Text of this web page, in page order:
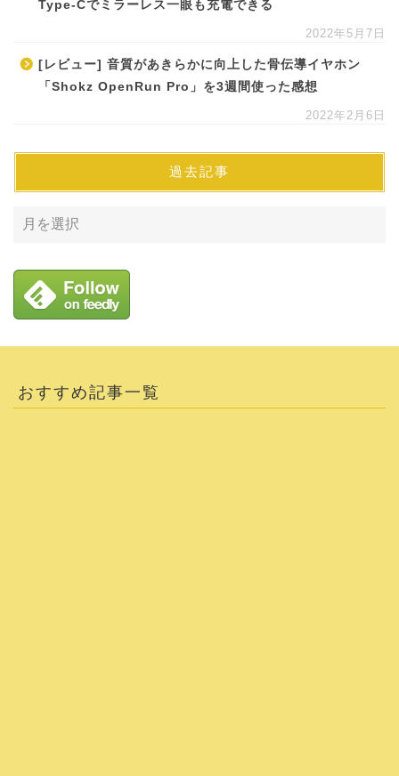
Type-Cでミラーレス一眼も充電できる
2022年5月7日
[レビュー] 音質があきらかに向上した骨伝導イヤホン
「Shokz OpenRun Pro」を3週間使った感想
2022年2月6日
過去記事
おすすめ記事一覧